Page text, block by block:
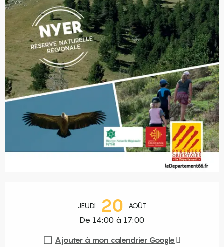
JEUDI 20 AOÛT
De 14:00 à 17:00
Ajouter à mon calendrier Google